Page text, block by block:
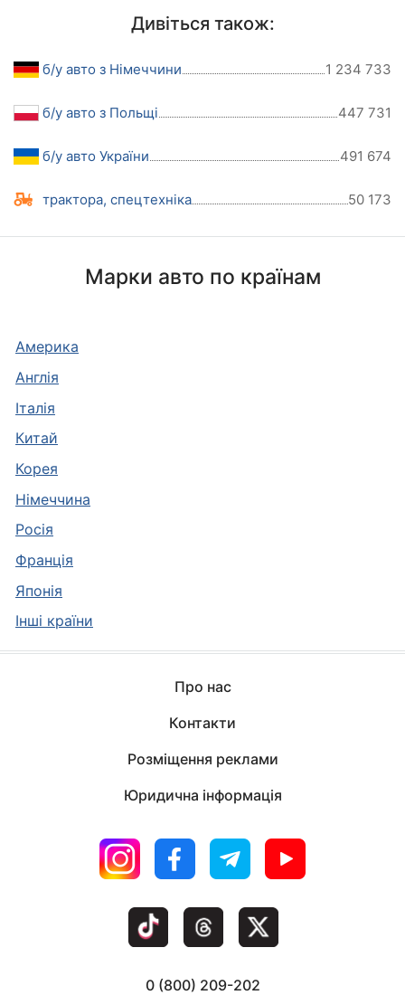
Дивіться також:
б/у авто з Німеччини 1 234 733
б/у авто з Польщі 447 731
б/у авто України 491 674
трактора, спецтехніка 50 173
Марки авто по країнам
Америка
Англія
Італія
Китай
Корея
Німеччина
Росія
Франція
Японія
Інші країни
Про нас
Контакти
Розміщення реклами
Юридична інформація
0 (800) 209-202